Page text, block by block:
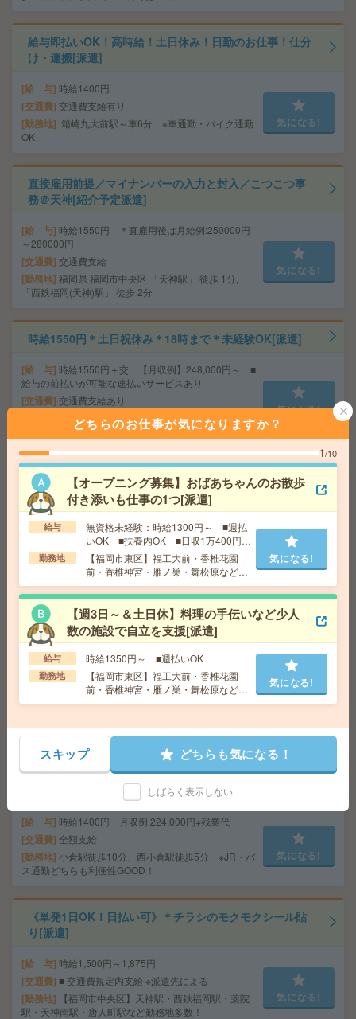
給与即払いOK！高時給！土日休み！日勤のお仕事！仕分
け・運搬[派遣]
給 与 時給1400円
交通費 交通費支給有り
勤務地
箱崎九大前駅～車6分 ※車通勤・バイク通勤
OK
気になる!
直接雇用前提／マイナンバーの入力と封入／こつこつ事
務＠天神[紹介予定派遣]
給 与 時給1550円 ＊直雇用後は月給例:250000円
～280000円
交通費 交通費支給
勤務地 福岡県 福岡市中央区 「天神駅」 徒歩 1分,
「西鉄福岡(天神)駅」 徒歩 2分
気になる!
時給1550円＊土日祝休み＊18時まで＊未経験OK[派遣]
給 与 時給1550円＋交 【月収例】248,000円～ ■
給与の前払いが可能な速払いサービスあり
交通費 交通費支給あり
福岡県福岡市東区 福岡地下鉄箱崎線 馬出九
大病院前駅徒歩4分、鹿児島本線 吉塚駅徒歩10分
気になる!
駅チカ＊コツモク＊少しの事務経験でもOK＊50代在籍中
[派遣]
給 与 時給1300円＋交 ■給与の前払いが可能な速
払いサービスあり
交通費 交通費支給あり
福岡県福岡市博多区 福岡地下鉄箱崎線 呉服
町（福岡）駅徒歩2分、福岡地下鉄空港線 中洲川端駅
徒歩4分
気になる!
【100名募集！＊週3からOK】健康診断の結果入力のお仕
事[派遣]
1600～1800 ★日払い・給与前払いOK
勤務地 天神駅より徒歩3分
＜電話なし×時給1400円！＞税金データのチェック！20
給 与 時給1400円 月収例 224,000円+残業代
交通費 全額支給
勤務地 小倉駅徒歩10分、西小倉駅徒歩5分 ※JR・バ
ス通勤どちらも利便性GOOD！
気になる!
《単発1日OK！日払い可》＊チラシのモクモクシール貼
り[派遣]
給 与 時給1,500円～1,875円
交通費 ■ 交通費規定内支給 ※派遣先による
勤務地
【福岡市中央区】天神駅・西鉄福岡駅・薬院
駅・天神南駅・唐人町駅など勤務地多数！
気になる!
どちらのお仕事が気になりますか？
1/10
【オープニング募集】おばあちゃんのお散歩
付き添いも仕事の1つ[派遣]
給与
無資格未経験：時給1300円～ ■週払
いOK ■扶養内OK ■日収1万400円以
上
勤務地
【福岡市東区】福工大前・香椎花園
前・香椎神宮・雁ノ巣・舞松原など勤
務地多数！
気になる!
【週3日～＆土日休】料理の手伝いなど少人
数の施設で自立を支援[派遣]
給与 時給1350円～ ■週払いOK
勤務地
【福岡市東区】福工大前・香椎花園
前・香椎神宮・雁ノ巣・舞松原など勤
務地多数！
気になる!
スキップ どちらも気になる！
しばらく表示しない